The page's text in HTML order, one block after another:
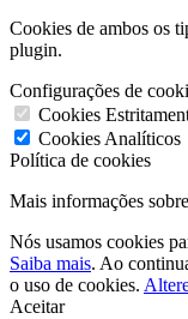
Cookies de ambos os
plugin.
Configurações de
Cookies
Cookies Analíticos
Política de cookies
Mais informações
Nós usamos cookies
Saiba mais. Ao
o uso de cookies.
Aceitar